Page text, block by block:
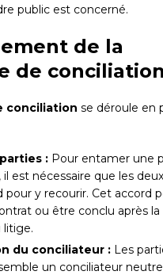
public est concerné.
de la
de conciliation
conciliation se déroule en
: Pour entamer une
est nécessaire que les
pour y recourir. Cet accord
ou être conclu après la
litige.
du conciliateur : Les
un conciliateur